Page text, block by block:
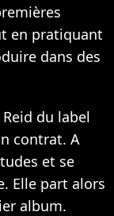
en pratiquant
dans des
du label
contrat. A
et se
Elle part alors
album.